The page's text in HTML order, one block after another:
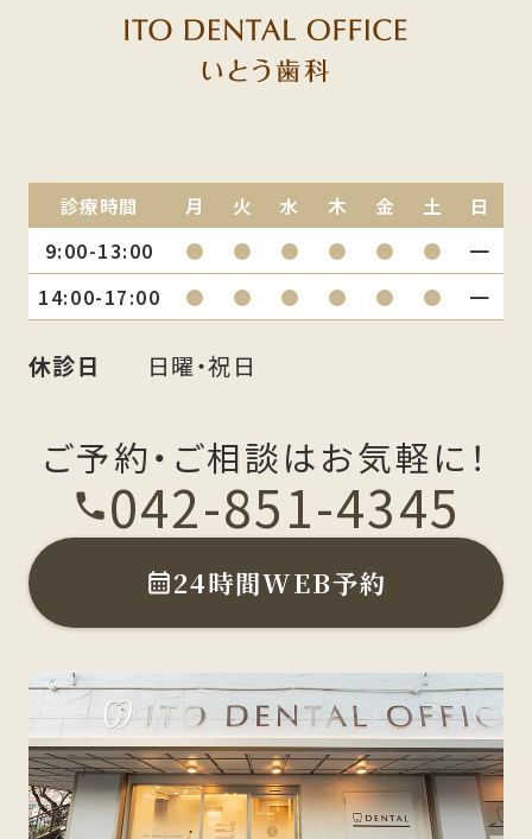
診療時間 月 火 水 木 金 土
日
9:00-13:00
● ● ● ● ● ●
━
14:00-17:00
● ● ● ● ● ● ━
休診日 日曜・祝日
ご予約・ご相談はお気軽に！
042-851-4345
24時間WEB予約